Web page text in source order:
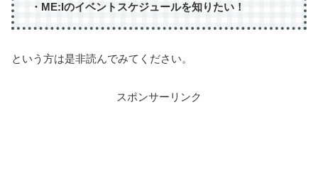
・ME:Iのイベントスケジュールを知りたい！
という方は是非読んでみてください。
スポンサーリンク